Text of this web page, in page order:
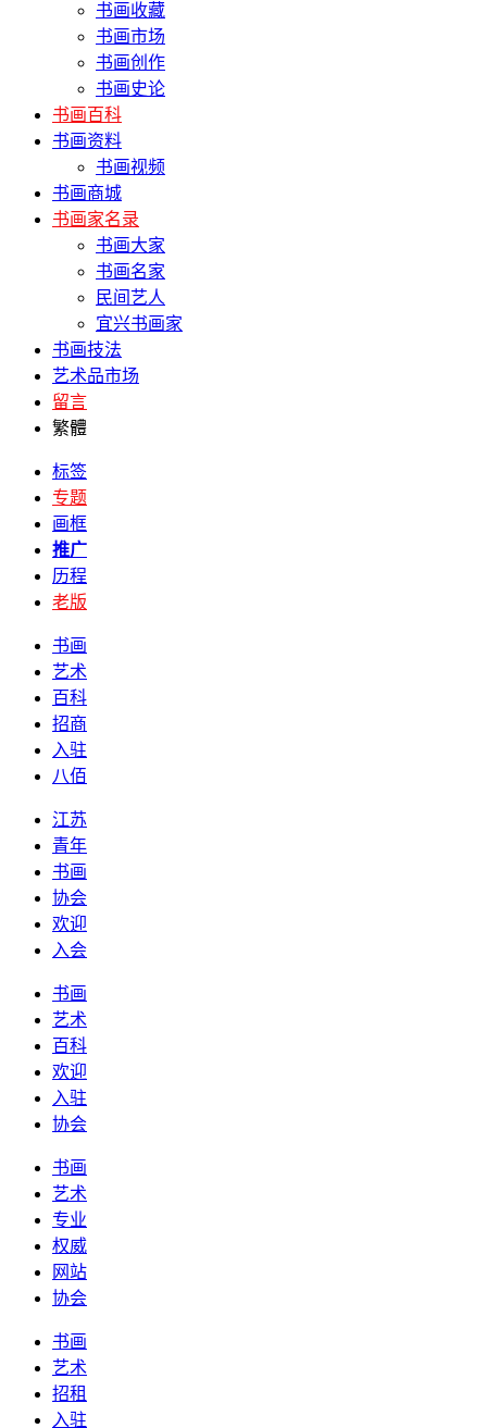
书画收藏
书画市场
书画创作
书画史论
书画百科
书画资料
书画视频
书画商城
书画家名录
书画大家
书画名家
民间艺人
宜兴书画家
书画技法
艺术品市场
留言
繁體
标签
专题
画框
推广
历程
老版
书画
艺术
百科
招商
入驻
八佰
江苏
青年
书画
协会
欢迎
入会
书画
艺术
百科
欢迎
入驻
协会
书画
艺术
专业
权威
网站
协会
书画
艺术
招租
入驻